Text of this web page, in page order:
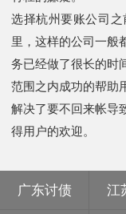
选择杭州要账公司
里，这样的公司一般
务已经做了很长的时
范围之内成功的帮助
解决了要不回来帐导
得用户的欢迎。
广东讨债 江